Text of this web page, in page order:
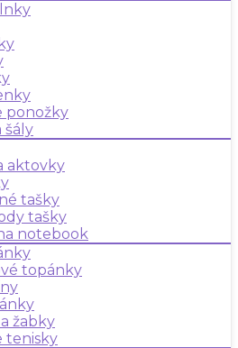
ponožky
šály
aktovky
tašky
tašky
notebook
topánky
žabky
tenisky